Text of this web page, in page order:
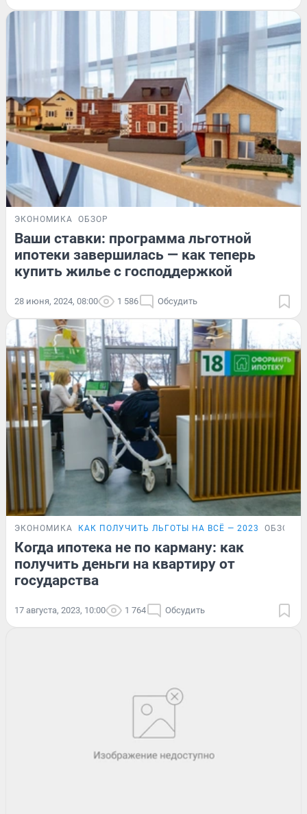
ЭКОНОМИКА ОБЗОР
Ваши ставки: программа льготной
ипотеки завершилась — как теперь
купить жилье с господдержкой
28 июня, 2024, 08:00 1 586 Обсудить
ЭКОНОМИКА КАК ПОЛУЧИТЬ ЛЬГОТЫ НА ВСЁ — 2023 ОБЗОР
Когда ипотека не по карману: как
получить деньги на квартиру от
государства
17 августа, 2023, 10:00 1 764 Обсудить